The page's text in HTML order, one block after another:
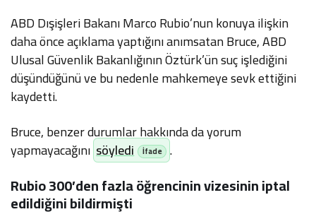
ABD Dışişleri Bakanı Marco Rubio’nun konuya ilişkin
daha önce açıklama yaptığını anımsatan Bruce, ABD
Ulusal Güvenlik Bakanlığının Öztürk’ün suç işlediğini
düşündüğünü ve bu nedenle mahkemeye sevk ettiğini
kaydetti.
Bruce, benzer durumlar hakkında da yorum
yapmayacağını söyledi .
Rubio 300’den fazla öğrencinin vizesinin iptal
edildiğini bildirmişti